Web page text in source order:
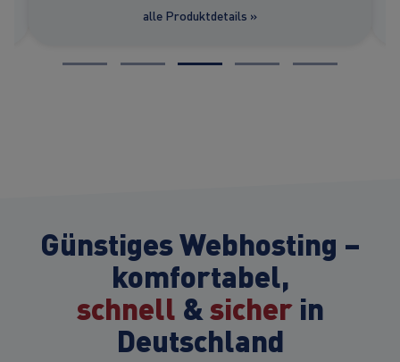
alle Produktdetails »
Günstiges Webhosting –
komfortabel,
schnell &sicherin
Deutschland